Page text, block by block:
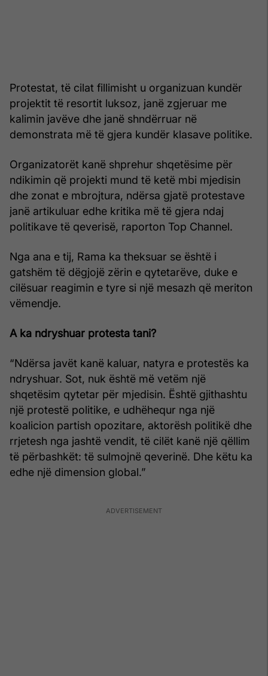
Protestat, të cilat fillimisht u organizuan kundër
projektit të resortit luksoz, janë zgjeruar me
kalimin javëve dhe janë shndërruar në
demonstrata më të gjera kundër klasave politike.
Organizatorët kanë shprehur shqetësime për
ndikimin që projekti mund të ketë mbi mjedisin
dhe zonat e mbrojtura, ndërsa gjatë protestave
janë artikuluar edhe kritika më të gjera ndaj
politikave të qeverisë, raporton Top Channel.
Nga ana e tij, Rama ka theksuar se është i
gatshëm të dëgjojë zërin e qytetarëve, duke e
cilësuar reagimin e tyre si një mesazh që meriton
vëmendje.
A ka ndryshuar protesta tani?
“Ndërsa javët kanë kaluar, natyra e protestës ka
ndryshuar. Sot, nuk është më vetëm një
shqetësim qytetar për mjedisin. Është gjithashtu
një protestë politike, e udhëhequr nga një
koalicion partish opozitare, aktorësh politikë dhe
rrjetesh nga jashtë vendit, të cilët kanë një qëllim
të përbashkët: të sulmojnë qeverinë. Dhe këtu ka
edhe një dimension global.”